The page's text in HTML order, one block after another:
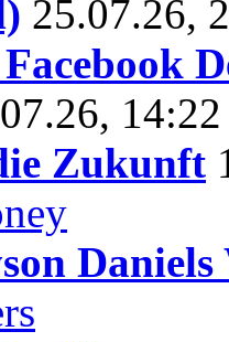
25.07.26,
Zukunft